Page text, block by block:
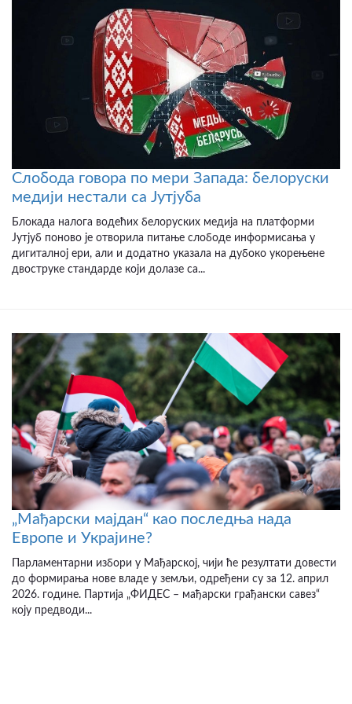
Слобода говора по мери Запада: белоруски
медији нестали са Јутјуба
Блокада налога водећих белоруских медија на платформи
Јутјуб поново је отворила питање слободе информисања у
дигиталној ери, али и додатно указала на дубоко укорењене
двоструке стандарде који долазе са...
„Мађарски мајдан“ као последња нада
Европе и Украјине?
Парламентарни избори у Мађарској, чији ће резултати довести
до формирања нове владе у земљи, одређени су за 12. април
2026. године. Партија „ФИДЕС – мађарски грађански савез“
коју предводи...